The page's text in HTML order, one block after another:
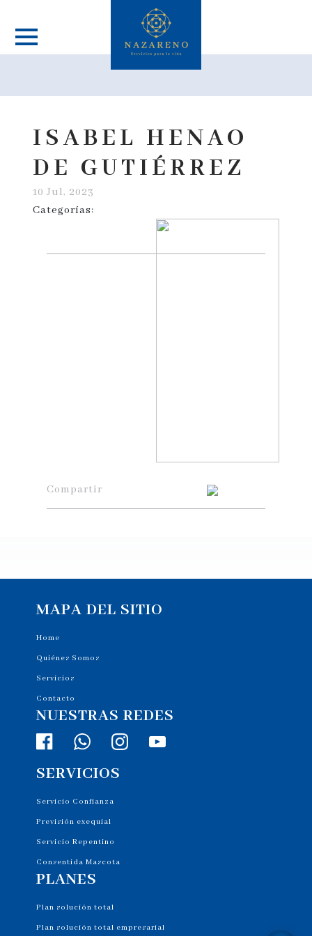
ISABEL HENAO
DE GUTIÉRREZ
10 Jul, 2023
Categorías:
Compartir
MAPA DEL SITIO
Home
Quiénes Somos
Servicios
Contacto
NUESTRAS REDES
SERVICIOS
Servicio Confianza
Previsión exequial
Servicio Repentino
Consentida Mascota
PLANES
Plan solución total
Plan solución total empresarial